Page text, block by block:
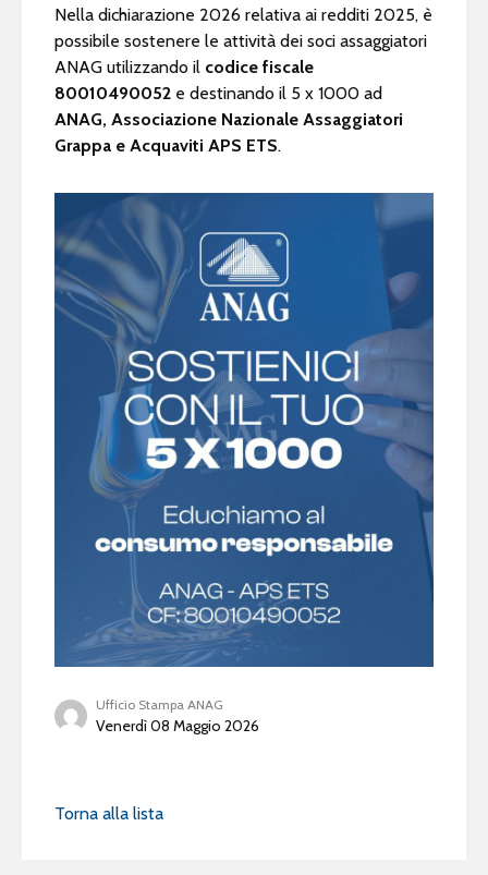
Nella dichiarazione 2026 relativa ai redditi 2025, è
possibile sostenere le attività dei soci assaggiatori
ANAG utilizzando il codice fiscale
80010490052 e destinando il 5 x 1000 ad
ANAG, Associazione Nazionale Assaggiatori
Grappa e Acquaviti APS ETS.
Ufficio Stampa ANAG
Venerdì 08 Maggio 2026
Torna alla lista